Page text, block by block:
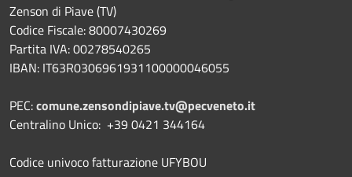
Zenson di Piave (TV)
Codice Fiscale: 80007430269
Partita IVA: 00278540265
IBAN: IT63R0306961931100000046055
PEC:comune.zensondipiave.tv@pecveneto.it
Centralino Unico: +39 0421 344164
Codice univoco fatturazione UFYBOU